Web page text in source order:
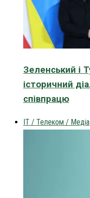
Зеленський і
історичний
співпрацю
IT / Телеком / Медіа